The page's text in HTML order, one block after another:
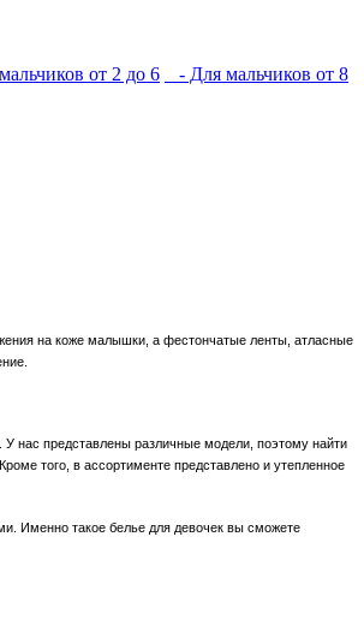
от 2 до 6
- Для мальчиков от 8
на коже малышки, а фестончатые ленты, атласные
нас представлены различные модели, поэтому найти
того, в ассортименте представлено и утепленное
Именно такое белье для девочек вы сможете